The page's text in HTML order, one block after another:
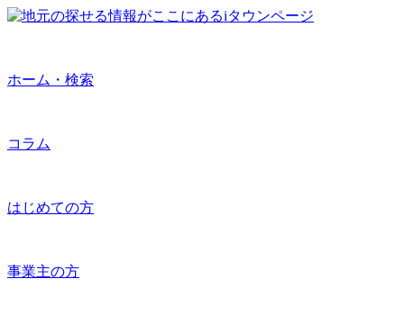
ホーム・検索
コラム
はじめての方
事業主の方